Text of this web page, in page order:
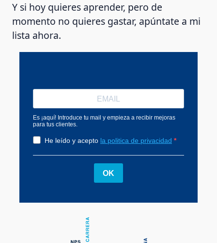
Y si hoy quieres aprender, pero de
momento no quieres gastar, apúntate a mi
lista ahora.